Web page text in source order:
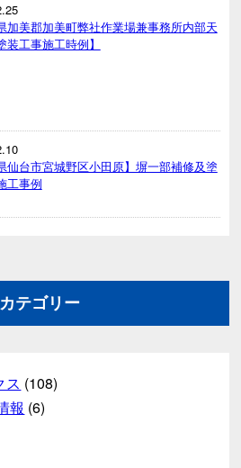
加美郡加美町弊社作業場兼事務所内部天
装工事施工時例】
仙台市宮城野区小田原】塀一部補修及塗
工事例
カテゴリー
ス (108)
報 (6)